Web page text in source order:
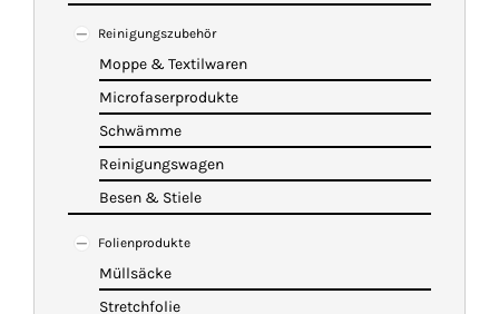
Reinigungszubehör
Moppe & Textilwaren
Microfaserprodukte
Schwämme
Reinigungswagen
Besen & Stiele
Folienprodukte
Müllsäcke
Stretchfolie